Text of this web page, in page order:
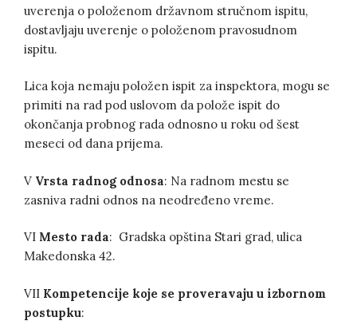
uverenja o položenom državnom stručnom ispitu,
dostavljaju uverenje o položenom pravosudnom
ispitu.
Lica koja nemaju položen ispit za inspektora, mogu se
primiti na rad pod uslovom da polože ispit do
okončanja probnog rada odnosno u roku od šest
meseci od dana prijema.
V Vrsta radnog odnosa: Na radnom mestu se
zasniva radni odnos na neodređeno vreme.
VI Mesto rada: Gradska opština Stari grad, ulica
Makedonska 42.
VII Kompetencije koje se proveravaju u izbornom
postupku: